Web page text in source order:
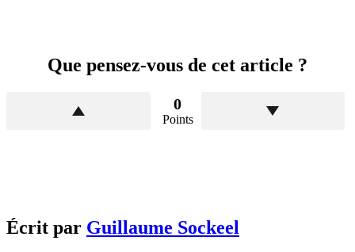
Que pensez-vous de cet article ?
0
Points
Écrit par Guillaume Sockeel